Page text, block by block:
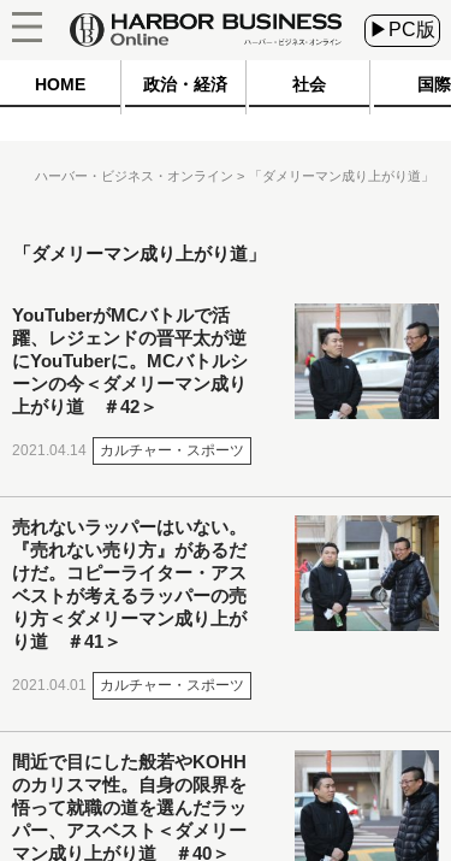
▶PC版
HOME 政治・経済 社会 国際
ハーバー・ビジネス・オンライン 「ダメリーマン成り上がり道」
「ダメリーマン成り上がり道」
YouTuberがMCバトルで活
躍、レジェンドの晋平太が逆
にYouTuberに。MCバトルシ
ーンの今＜ダメリーマン成り
上がり道 ＃42＞
2021.04.14 カルチャー・スポーツ
売れないラッパーはいない。
『売れない売り方』があるだ
けだ。コピーライター・アス
ベストが考えるラッパーの売
り方＜ダメリーマン成り上が
り道 ＃41＞
2021.04.01 カルチャー・スポーツ
間近で目にした般若やKOHH
のカリスマ性。自身の限界を
悟って就職の道を選んだラッ
パー、アスベスト＜ダメリー
マン成り上がり道 ＃40＞